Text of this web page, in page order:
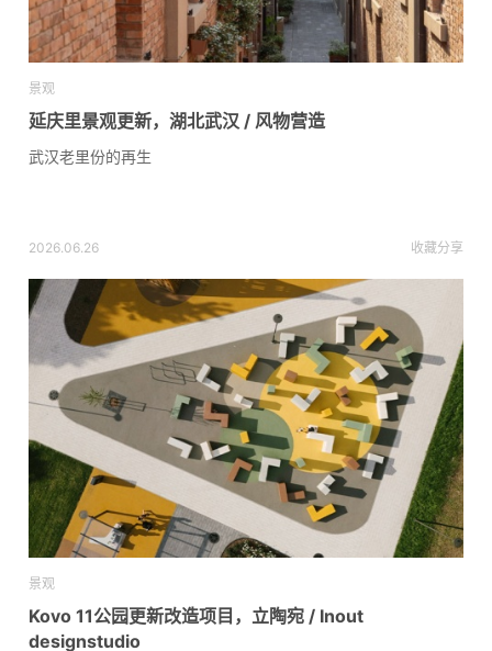
景观
延庆里景观更新，湖北武汉 / 风物营造
武汉老里份的再生
2026.06.26 收藏分享
景观
Kovo 11公园更新改造项目，立陶宛 / Inout
designstudio